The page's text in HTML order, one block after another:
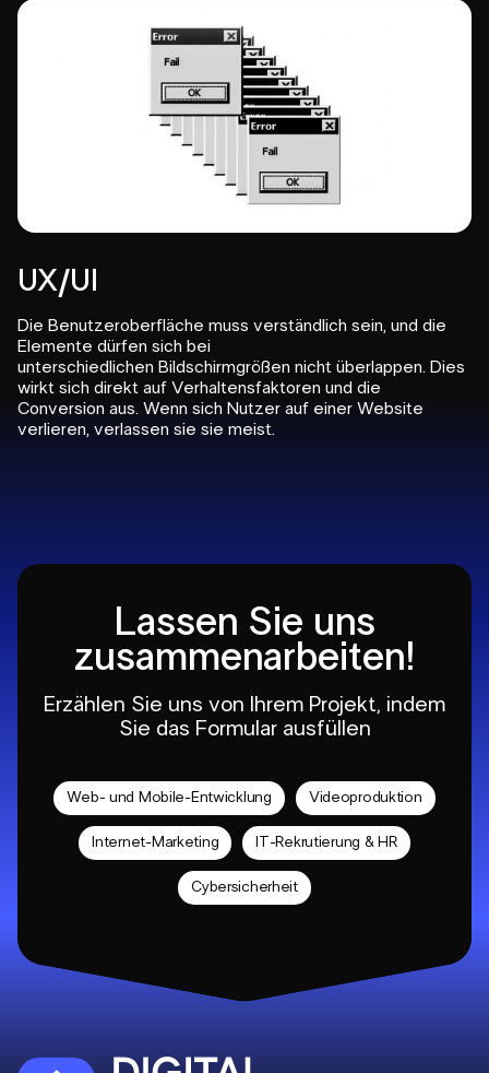
UX/UI
Die Benutzeroberfläche muss verständlich sein, und die
Elemente dürfen sich bei
unterschiedlichen Bildschirmgrößen nicht überlappen. Dies
wirkt sich direkt auf Verhaltensfaktoren und die
Conversion aus. Wenn sich Nutzer auf einer Website
verlieren, verlassen sie sie meist.
Lassen Sie uns
zusammenarbeiten!
Erzählen Sie uns von Ihrem Projekt, indem
Sie das Formular ausfüllen
Web- und Mobile-Entwicklung Videoproduktion
Internet-Marketing IT-Rekrutierung & HR
Cybersicherheit